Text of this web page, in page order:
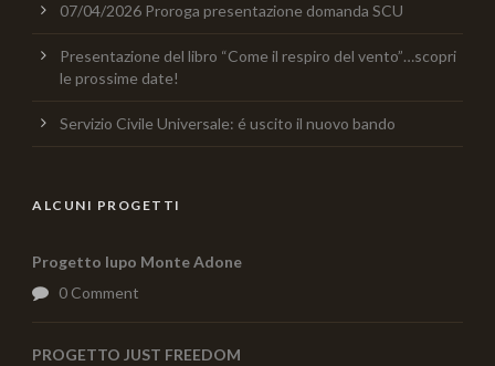
07/04/2026 Proroga presentazione domanda SCU
Presentazione del libro “Come il respiro del vento”…scopri
le prossime date!
Servizio Civile Universale: é uscito il nuovo bando
ALCUNI PROGETTI
Progetto lupo Monte Adone
0 Comment
PROGETTO JUST FREEDOM